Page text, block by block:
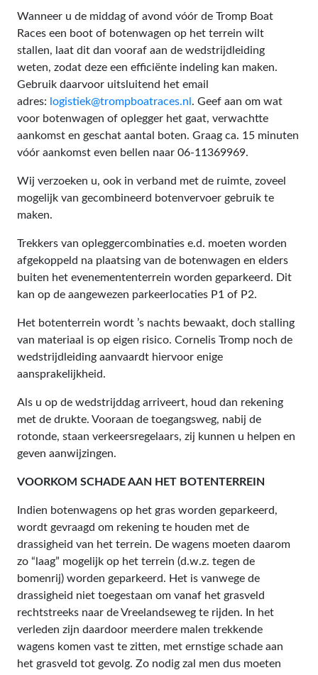
Wanneer u de middag of avond vóór de Tromp Boat
Races een boot of botenwagen op het terrein wilt
stallen, laat dit dan vooraf aan de wedstrijdleiding
weten, zodat deze een efficiënte indeling kan maken.
Gebruik daarvoor uitsluitend het email
adres: logistiek@trompboatraces.nl . Geef aan om wat
voor botenwagen of oplegger het gaat, verwachtte
aankomst en geschat aantal boten. Graag ca. 15 minuten
vóór aankomst even bellen naar 06-11369969.
Wij verzoeken u, ook in verband met de ruimte, zoveel
mogelijk van gecombineerd botenvervoer gebruik te
maken.
Trekkers van opleggercombinaties e.d. moeten worden
afgekoppeld na plaatsing van de botenwagen en elders
buiten het evenemententerrein worden geparkeerd. Dit
kan op de aangewezen parkeerlocaties P1 of P2.
Het botenterrein wordt ’s nachts bewaakt, doch stalling
van materiaal is op eigen risico. Cornelis Tromp noch de
wedstrijdleiding aanvaardt hiervoor enige
aansprakelijkheid.
Als u op de wedstrijddag arriveert, houd dan rekening
met de drukte. Vooraan de toegangsweg, nabij de
rotonde, staan verkeersregelaars, zij kunnen u helpen en
geven aanwijzingen.
VOORKOM SCHADE AAN HET BOTENTERREIN
Indien botenwagens op het gras worden geparkeerd,
wordt gevraagd om rekening te houden met de
drassigheid van het terrein. De wagens moeten daarom
zo “laag” mogelijk op het terrein (d.w.z. tegen de
bomenrij) worden geparkeerd. Het is vanwege de
drassigheid niet toegestaan om vanaf het grasveld
rechtstreeks naar de Vreelandseweg te rijden. In het
verleden zijn daardoor meerdere malen trekkende
wagens komen vast te zitten, met ernstige schade aan
het grasveld tot gevolg. Zo nodig zal men dus moeten